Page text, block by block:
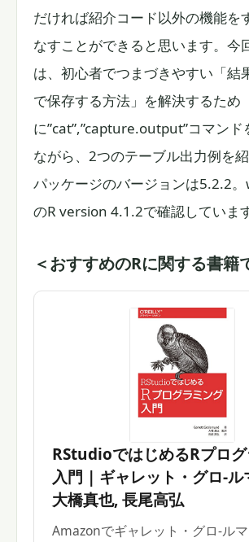
だければ紹介コード以外の機能を
なすことができると思います。今
は、初心者でつまづきやすい「結
で保存する方法」を解決するため
に”cat”,”capture.output”コマンド
ながら、2つのテーブル出力例を紹
パッケージのバージョンは5.2.2
のR version 4.1.2で確認しています
＜おすすめのRに関する書籍
RStudioではじめるRプロ
入門 | ギャレット・グロ-ル
大橋真也, 長尾高弘
Amazonでギャレット・グロ-ル